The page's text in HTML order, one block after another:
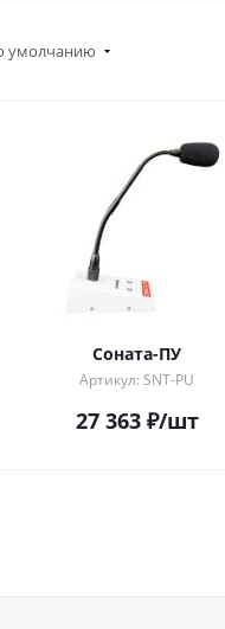
умолчанию
Соната-ПУ
Артикул: SNT-PU
27 363₽/шт